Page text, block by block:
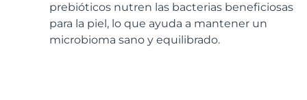
prebióticos nutren las bacterias beneficiosas
para la piel, lo que ayuda a mantener un
microbioma sano y equilibrado.
ACERCA DE